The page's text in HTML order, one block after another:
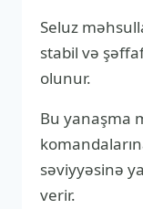
Seluz
stabil və
olunur.
Bu yanaşma
səviyyəsinə
verir.